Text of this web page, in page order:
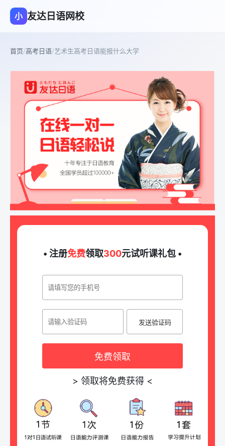
小 友达日语网校
首页/高考日语/艺术生高考日语能报什么大学
• 注册免费领取300元试听课礼包 •
发送验证码
免费领取
> 领取将免费获得 <